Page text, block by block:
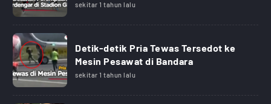
sekitar 1 tahun lalu
Detik-detik Pria Tewas Tersedot ke
Mesin Pesawat di Bandara
sekitar 1 tahun lalu